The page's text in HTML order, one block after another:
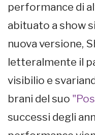
performance di
abituato a show
nuova versione,
letteralmente il
visibilio e
brani del suo
successi degli